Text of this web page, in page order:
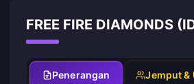
FREE FIRE DIAMONDS
Penerangan Jemput &